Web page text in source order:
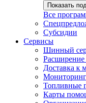
Показать
Все
Субсидии
Сервисы
Шинный
Расширение
Доставка к
Топливные
Карты